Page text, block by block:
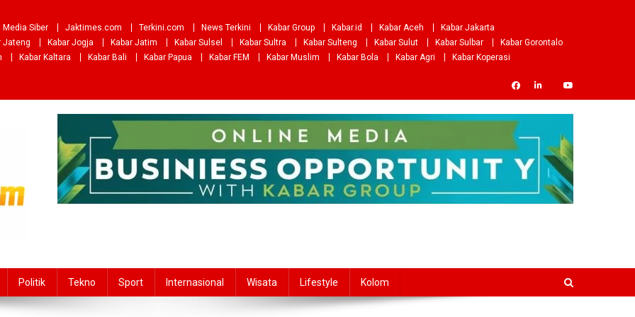
Media Siber Jaktimes.com Terkini.com News Terkini Kabar Group Kabar.id Kabar Aceh
Kabar Jakarta
Jateng Kabar Jogja Kabar Jatim Kabar Sulsel Kabar Sultra Kabar Sulteng Kabar Sulut Kabar Sulbar
Kabar Gorontalo
Kabar Kaltara Kabar Bali Kabar Papua Kabar FEM Kabar Muslim Kabar Bola Kabar Agri
Kabar Koperasi
Politik Tekno Sport Internasional Wisata Lifestyle Kolom